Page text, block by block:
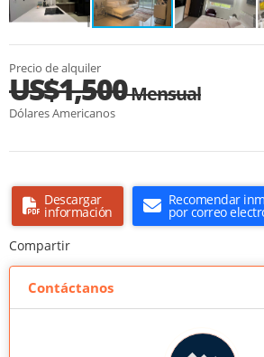
Precio de alquiler
US$1,500Mensual
Dólares Americanos
Descargar
información
Recomendar
por correo
Compartir
Contáctanos